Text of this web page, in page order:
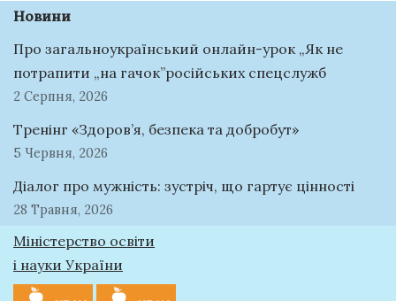
Новини
Про загальноукраїнський онлайн-урок „Як не
потрапити „на гачок”російських спецслужб
2 Серпня, 2026
Тренінг «Здоров’я, безпека та добробут»
5 Червня, 2026
Діалог про мужність: зустріч, що гартує цінності
28 Травня, 2026
Міністерство освіти
і науки України